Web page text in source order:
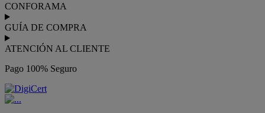
CONFORAMA
GUÍA DE COMPRA
ATENCIÓN AL CLIENTE
Pago 100% Seguro